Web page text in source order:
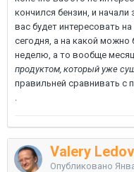
кончился бензин, и начали
вас будет интересовать
сегодня, а на какой можно
неделю, а то вообще
продуктом, который уже
правильней сравнивать с
.
Valery
Опубликовано